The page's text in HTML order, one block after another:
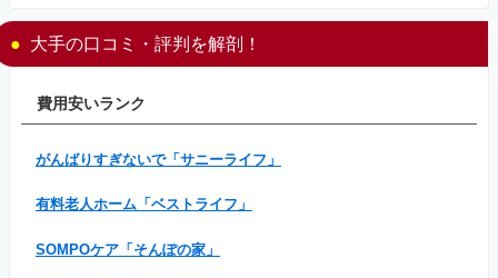
大手の口コミ・評判を解剖！
費用安いランク
がんばりすぎないで「サニーライフ」
有料老人ホーム「ベストライフ」
SOMPOケア「そんぽの家」